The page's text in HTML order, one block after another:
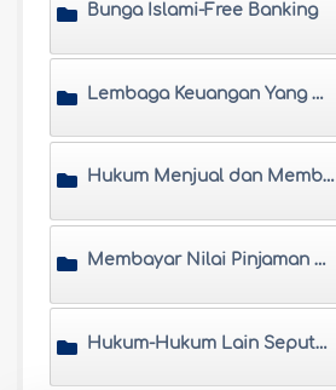
Bunga Islami-Free Banking
Lembaga Keuangan Yang Mencampurkan Ajaran Islam Dengan Riba
Hukum Menjual dan Membeli Emas dan Perak
Membayar Nilai Pinjaman Atau Membayarnya Dalam Mata Uang Lain
Hukum-Hukum Lain Seputar Riba